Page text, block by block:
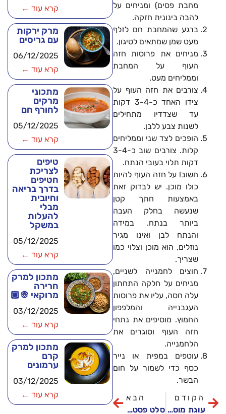
מחבת פסים) ומניחים על
להבה בינונית חזקה.
ברגע שהמחבת חם לזלף
מעט שמן שמתאים לטיגון.
מניחים את פרוסות חזה
העוף על המחבת
וממליחים מעט.
צורבים את חזה העוף על
צידו האחד כ-3-4 דקות
עד שצדדיו מתחילים
לשנות צבע ללבן.
הופכים לצד שני וממליחים
קלות. צורבים שוב כ-3-4
דקות תלוי בעובי הנתח.
חשוב! על חזה העוף להיות
כולו מוכן. יש לבדוק זאת
באמצעות חתך קטן
שנעשה בחלק העבה
ביותר בנתח. במידה
והנתח לבן ואינו מגיר
נוזלים, הוא מוכן וצלוי כמו
שצריך.
חוצים לחמנייה לשניים,
מניחים על חלקה התחתון
עלה חסה, עליו את פרוסות
העגבנייה והמלפפון
החמוץ. מוסיפים את נתחי
חזה העוף וסוגרים את
הלחמנייה.
עוטפים במפית או נייר
כסף כדי לשמור על חום
הבשר.
הקודם
עוגת מוס שוקולד עם אגוזי לוז מקורמלים
הבא
סלט פסטה עם רימונים
קרא עוד ←
מרק ירקות
עם גריסים
06/12/2025
קרא עוד ←
מתכוני
מרקים
לחורף חם
05/12/2025
קרא עוד ←
טיפים
לצריכת
חטיפים
בדרך בריאה
וחיובית
מבלי
להעלות
במשקל
05/12/2025
קרא עוד ←
מתכון למרק
חרירה
מרוקאי 👳🏽
03/12/2025
קרא עוד ←
מתכון למרק
קרם
ערמונים
03/12/2025
קרא עוד ←